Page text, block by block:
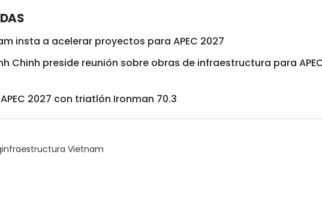
insta a acelerar proyectos para APEC 2027
Chinh preside reunión sobre obras de infraestructura para
2027 con triatlón Ironman 70.3
infraestructura Vietnam